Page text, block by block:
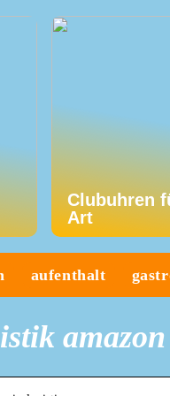
Clubuhren
Art
aufenthalt